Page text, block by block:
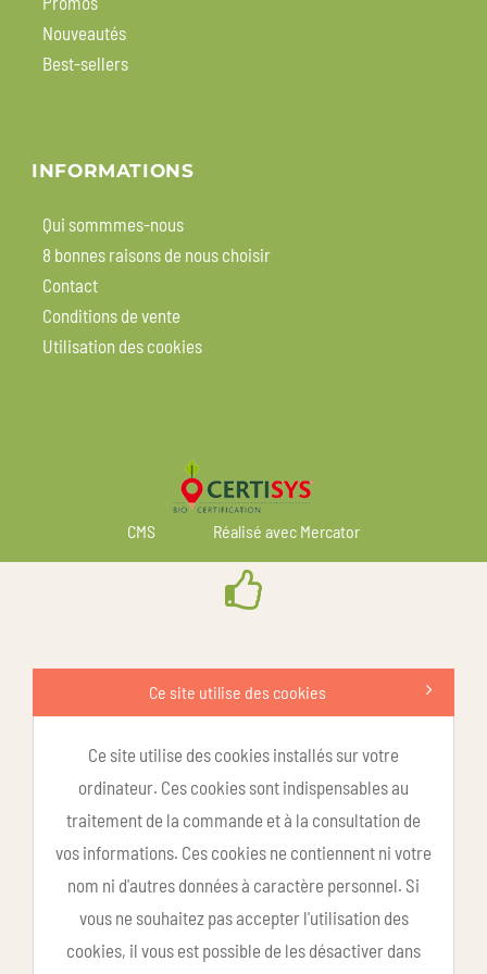
Nouveautés
Best-sellers
INFORMATIONS
Qui sommmes-nous
8 bonnes raisons de nous choisir
Contact
Conditions de vente
Utilisation des cookies
CMS Réalisé avec Mercator
Ce site utilise des cookies
Ce site utilise des cookies installés sur votre
ordinateur. Ces cookies sont indispensables au
traitement de la commande et à la consultation de
vos informations. Ces cookies ne contiennent ni votre
nom ni d'autres données à caractère personnel. Si
vous ne souhaitez pas accepter l'utilisation des
cookies, il vous est possible de les désactiver dans